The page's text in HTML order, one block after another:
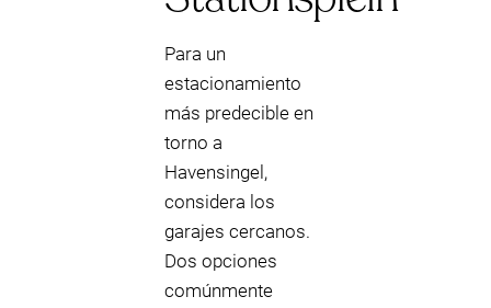
Para un
estacionamiento
más predecible en
torno a
Havensingel,
considera los
garajes cercanos.
Dos opciones
comúnmente